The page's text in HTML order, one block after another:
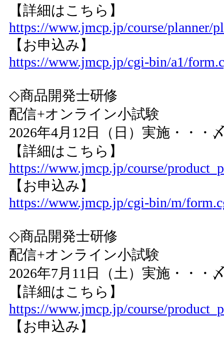
【詳細はこちら】
https://www.jmcp.jp/course/planner/
【お申込み】
https://www.jmcp.jp/cgi-bin/a1/
◇商品開発士研修
配信+オンライン小試験
2026年4月12日（日）実施・・・
【詳細はこちら】
https://www.jmcp.jp/course/
【お申込み】
https://www.jmcp.jp/cgi-bin/m/
◇商品開発士研修
配信+オンライン小試験
2026年7月11日（土）実施・・・
【詳細はこちら】
https://www.jmcp.jp/course/
【お申込み】